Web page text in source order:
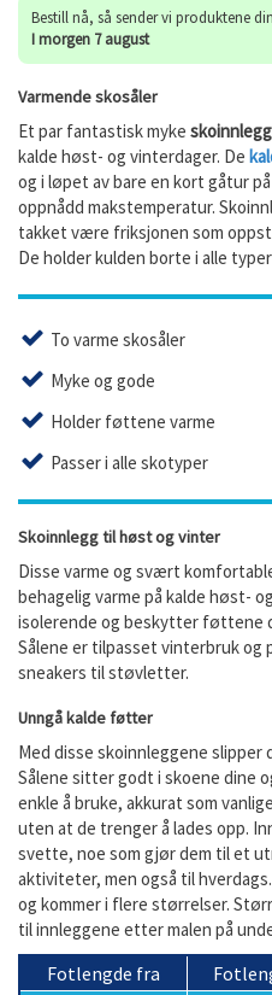
Bestill nå, så sender vi produktene
I morgen 7 august
Varmende skosåler
Et par fantastisk myke skoinnlegg
kalde høst- og vinterdager. De
og i løpet av bare en kort gåtur
oppnådd makstemperatur.
takket være friksjonen som
De holder kulden borte i alle
To varme skosåler
Myke og gode
Holder føttene varme
Passer i alle skotyper
Skoinnlegg til høst og vinter
Disse varme og svært
behagelig varme på kalde høst-
isolerende og beskytter føttene
Sålene er tilpasset vinterbruk og
sneakers til støvletter.
Unngå kalde føtter
Med disse skoinnleggene
Sålene sitter godt i skoene dine
enkle å bruke, akkurat som
uten at de trenger å lades opp.
svette, noe som gjør dem til et
aktiviteter, men også til
og kommer i flere størrelser.
til innleggene etter malen på
Fotlengde fra